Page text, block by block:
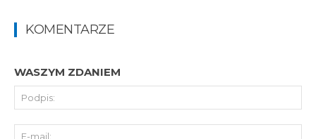
KOMENTARZE
WASZYM ZDANIEM